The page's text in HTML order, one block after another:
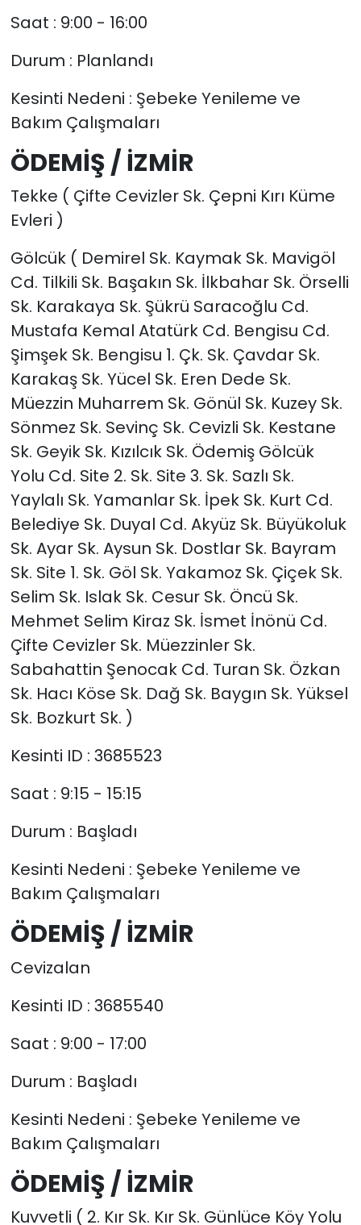
Saat : 9:00 - 16:00
Durum : Planlandı
Kesinti Nedeni : Şebeke Yenileme ve
Bakım Çalışmaları
ÖDEMİŞ / İZMİR
Tekke ( Çifte Cevizler Sk. Çepni Kırı Küme
Evleri )
Gölcük ( Demirel Sk. Kaymak Sk. Mavigöl
Cd. Tilkili Sk. Başakın Sk. İlkbahar Sk. Örselli
Sk. Karakaya Sk. Şükrü Saracoğlu Cd.
Mustafa Kemal Atatürk Cd. Bengisu Cd.
Şimşek Sk. Bengisu 1. Çk. Sk. Çavdar Sk.
Karakaş Sk. Yücel Sk. Eren Dede Sk.
Müezzin Muharrem Sk. Gönül Sk. Kuzey Sk.
Sönmez Sk. Sevinç Sk. Cevizli Sk. Kestane
Sk. Geyik Sk. Kızılcık Sk. Ödemiş Gölcük
Yolu Cd. Site 2. Sk. Site 3. Sk. Sazlı Sk.
Yaylalı Sk. Yamanlar Sk. İpek Sk. Kurt Cd.
Belediye Sk. Duyal Cd. Akyüz Sk. Büyükoluk
Sk. Ayar Sk. Aysun Sk. Dostlar Sk. Bayram
Sk. Site 1. Sk. Göl Sk. Yakamoz Sk. Çiçek Sk.
Selim Sk. Islak Sk. Cesur Sk. Öncü Sk.
Mehmet Selim Kiraz Sk. İsmet İnönü Cd.
Çifte Cevizler Sk. Müezzinler Sk.
Sabahattin Şenocak Cd. Turan Sk. Özkan
Sk. Hacı Köse Sk. Dağ Sk. Baygın Sk. Yüksel
Sk. Bozkurt Sk. )
Kesinti ID : 3685523
Saat : 9:15 - 15:15
Durum : Başladı
Kesinti Nedeni : Şebeke Yenileme ve
Bakım Çalışmaları
ÖDEMİŞ / İZMİR
Cevizalan
Kesinti ID : 3685540
Saat : 9:00 - 17:00
Durum : Başladı
Kesinti Nedeni : Şebeke Yenileme ve
Bakım Çalışmaları
ÖDEMİŞ / İZMİR
Kuvvetli ( 2. Kır Sk. Kır Sk. Günlüce Köy Yolu